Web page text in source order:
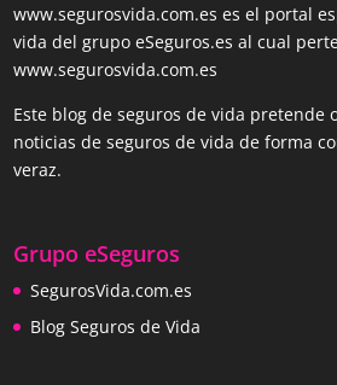
www.segurosvida.com.es es el portal
vida del grupo eSeguros.es al cual
www.segurosvida.com.es
Este blog de seguros de vida pretende
noticias de seguros de vida de forma
veraz.
Grupo eSeguros
SegurosVida.com.es
Blog Seguros de Vida